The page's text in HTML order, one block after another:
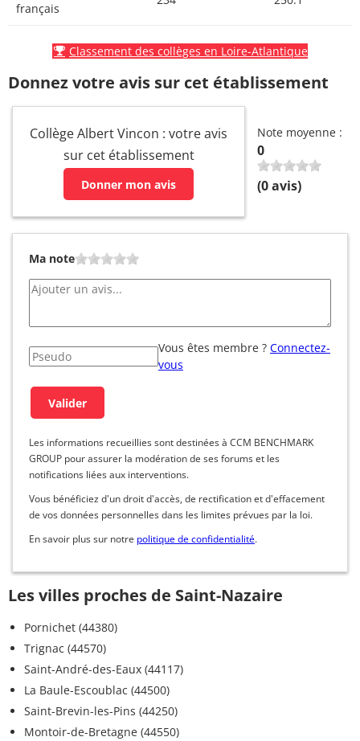
français
Classement des collèges en Loire-Atlantique
Donnez votre avis sur cet établissement
Collège Albert Vincon : votre avis
sur cet établissement
Donner mon avis
Note moyenne :
0
(0avis)
Ma note
Vous êtes membre ? Connectez-
vous
Les informations recueillies sont destinées à CCM BENCHMARK
GROUP pour assurer la modération de ses forums et les
notifications liées aux interventions.
Vous bénéficiez d'un droit d'accès, de rectification et d'effacement
de vos données personnelles dans les limites prévues par la loi.
En savoir plus sur notre politique de confidentialité.
Les villes proches de Saint-Nazaire
Pornichet (44380)
Trignac (44570)
Saint-André-des-Eaux (44117)
La Baule-Escoublac (44500)
Saint-Brevin-les-Pins (44250)
Montoir-de-Bretagne (44550)